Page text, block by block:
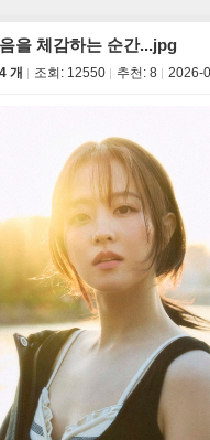
을 체감하는 순간...jpg
개 조회: 12550 추천: 8 2026-